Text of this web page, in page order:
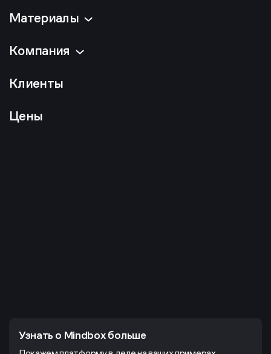
Материалы
Компания
Клиенты
Цены
Узнать о Mindbox больше